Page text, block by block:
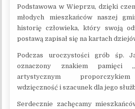
Podstawowa w Wieprzu, dzięki
młodych mieszkańców naszej
historię człowieka, który swoją
postawą zapisał się na kartach
Podczas uroczystości grób śp.
oznaczony znakiem pamięci
artystycznym
wdzięczność i szacunek dla jego
Serdecznie zachęcamy